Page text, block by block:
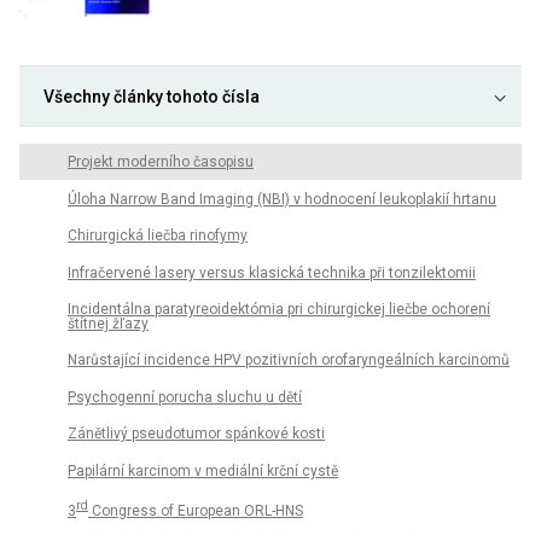
Všechny články tohoto čísla
Projekt moderního časopisu
Úloha Narrow Band Imaging (NBI) v hodnocení leukoplakií hrtanu
Chirurgická liečba rinofymy
Infračervené lasery versus klasická technika při tonzilektomii
Incidentálna paratyreoidektómia pri chirurgickej liečbe ochorení
štítnej žľazy
Narůstající incidence HPV pozitivních orofaryngeálních karcinomů
Psychogenní porucha sluchu u dětí
Zánětlivý pseudotumor spánkové kosti
Papilární karcinom v mediální krční cystě
3rd Congress of European ORL-HNS